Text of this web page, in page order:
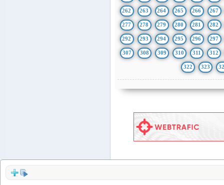
262 263 264 265 266 267
277 278 279 280 281 282
292 293 294 295 296 297
307 308 309 310 311 312
322 323